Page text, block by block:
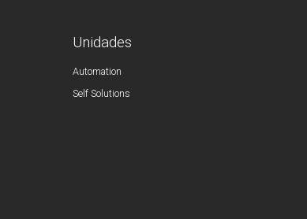
Unidades
Automation
Self Solutions